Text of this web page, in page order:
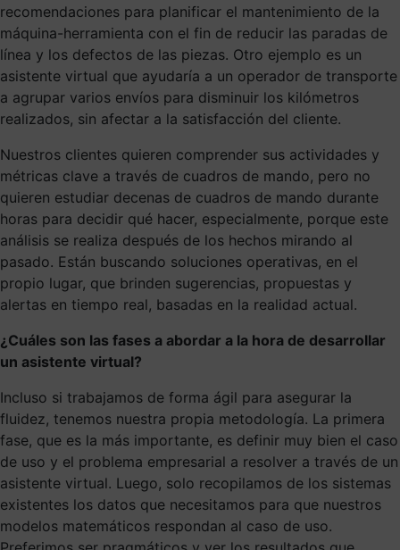
recomendaciones para planificar el mantenimiento de la
máquina-herramienta con el fin de reducir las paradas de
línea y los defectos de las piezas. Otro ejemplo es un
asistente virtual que ayudaría a un operador de transporte
a agrupar varios envíos para disminuir los kilómetros
realizados, sin afectar a la satisfacción del cliente.
Nuestros clientes quieren comprender sus actividades y
métricas clave a través de cuadros de mando, pero no
quieren estudiar decenas de cuadros de mando durante
horas para decidir qué hacer, especialmente, porque este
análisis se realiza después de los hechos mirando al
pasado. Están buscando soluciones operativas, en el
propio lugar, que brinden sugerencias, propuestas y
alertas en tiempo real, basadas en la realidad actual.
¿Cuáles son las fases a abordar a la hora de desarrollar
un asistente virtual?
Incluso si trabajamos de forma ágil para asegurar la
fluidez, tenemos nuestra propia metodología. La primera
fase, que es la más importante, es definir muy bien el caso
de uso y el problema empresarial a resolver a través de un
asistente virtual. Luego, solo recopilamos de los sistemas
existentes los datos que necesitamos para que nuestros
modelos matemáticos respondan al caso de uso.